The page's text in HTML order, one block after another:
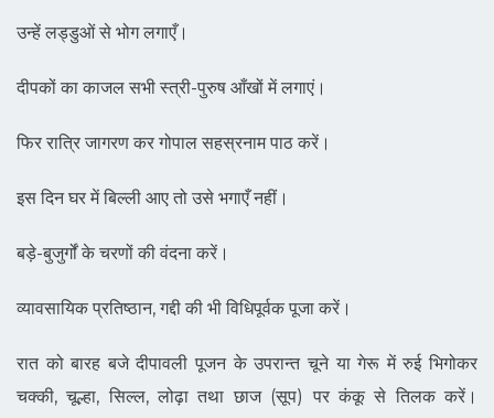
उन्हें लड्डुओं से भोग लगाएँ।
दीपकों का काजल सभी स्त्री-पुरुष आँखों में लगाएं।
फिर रात्रि जागरण कर गोपाल सहस्रनाम पाठ करें।
इस दिन घर में बिल्ली आए तो उसे भगाएँ नहीं।
बड़े-बुजुर्गों के चरणों की वंदना करें।
व्यावसायिक प्रतिष्ठान, गद्दी की भी विधिपूर्वक पूजा करें।
रात को बारह बजे दीपावली पूजन के उपरान्त चूने या गेरू में रुई भिगोकर
चक्की, चूल्हा, सिल्ल, लोढ़ा तथा छाज (सूप) पर कंकू से तिलक करें।